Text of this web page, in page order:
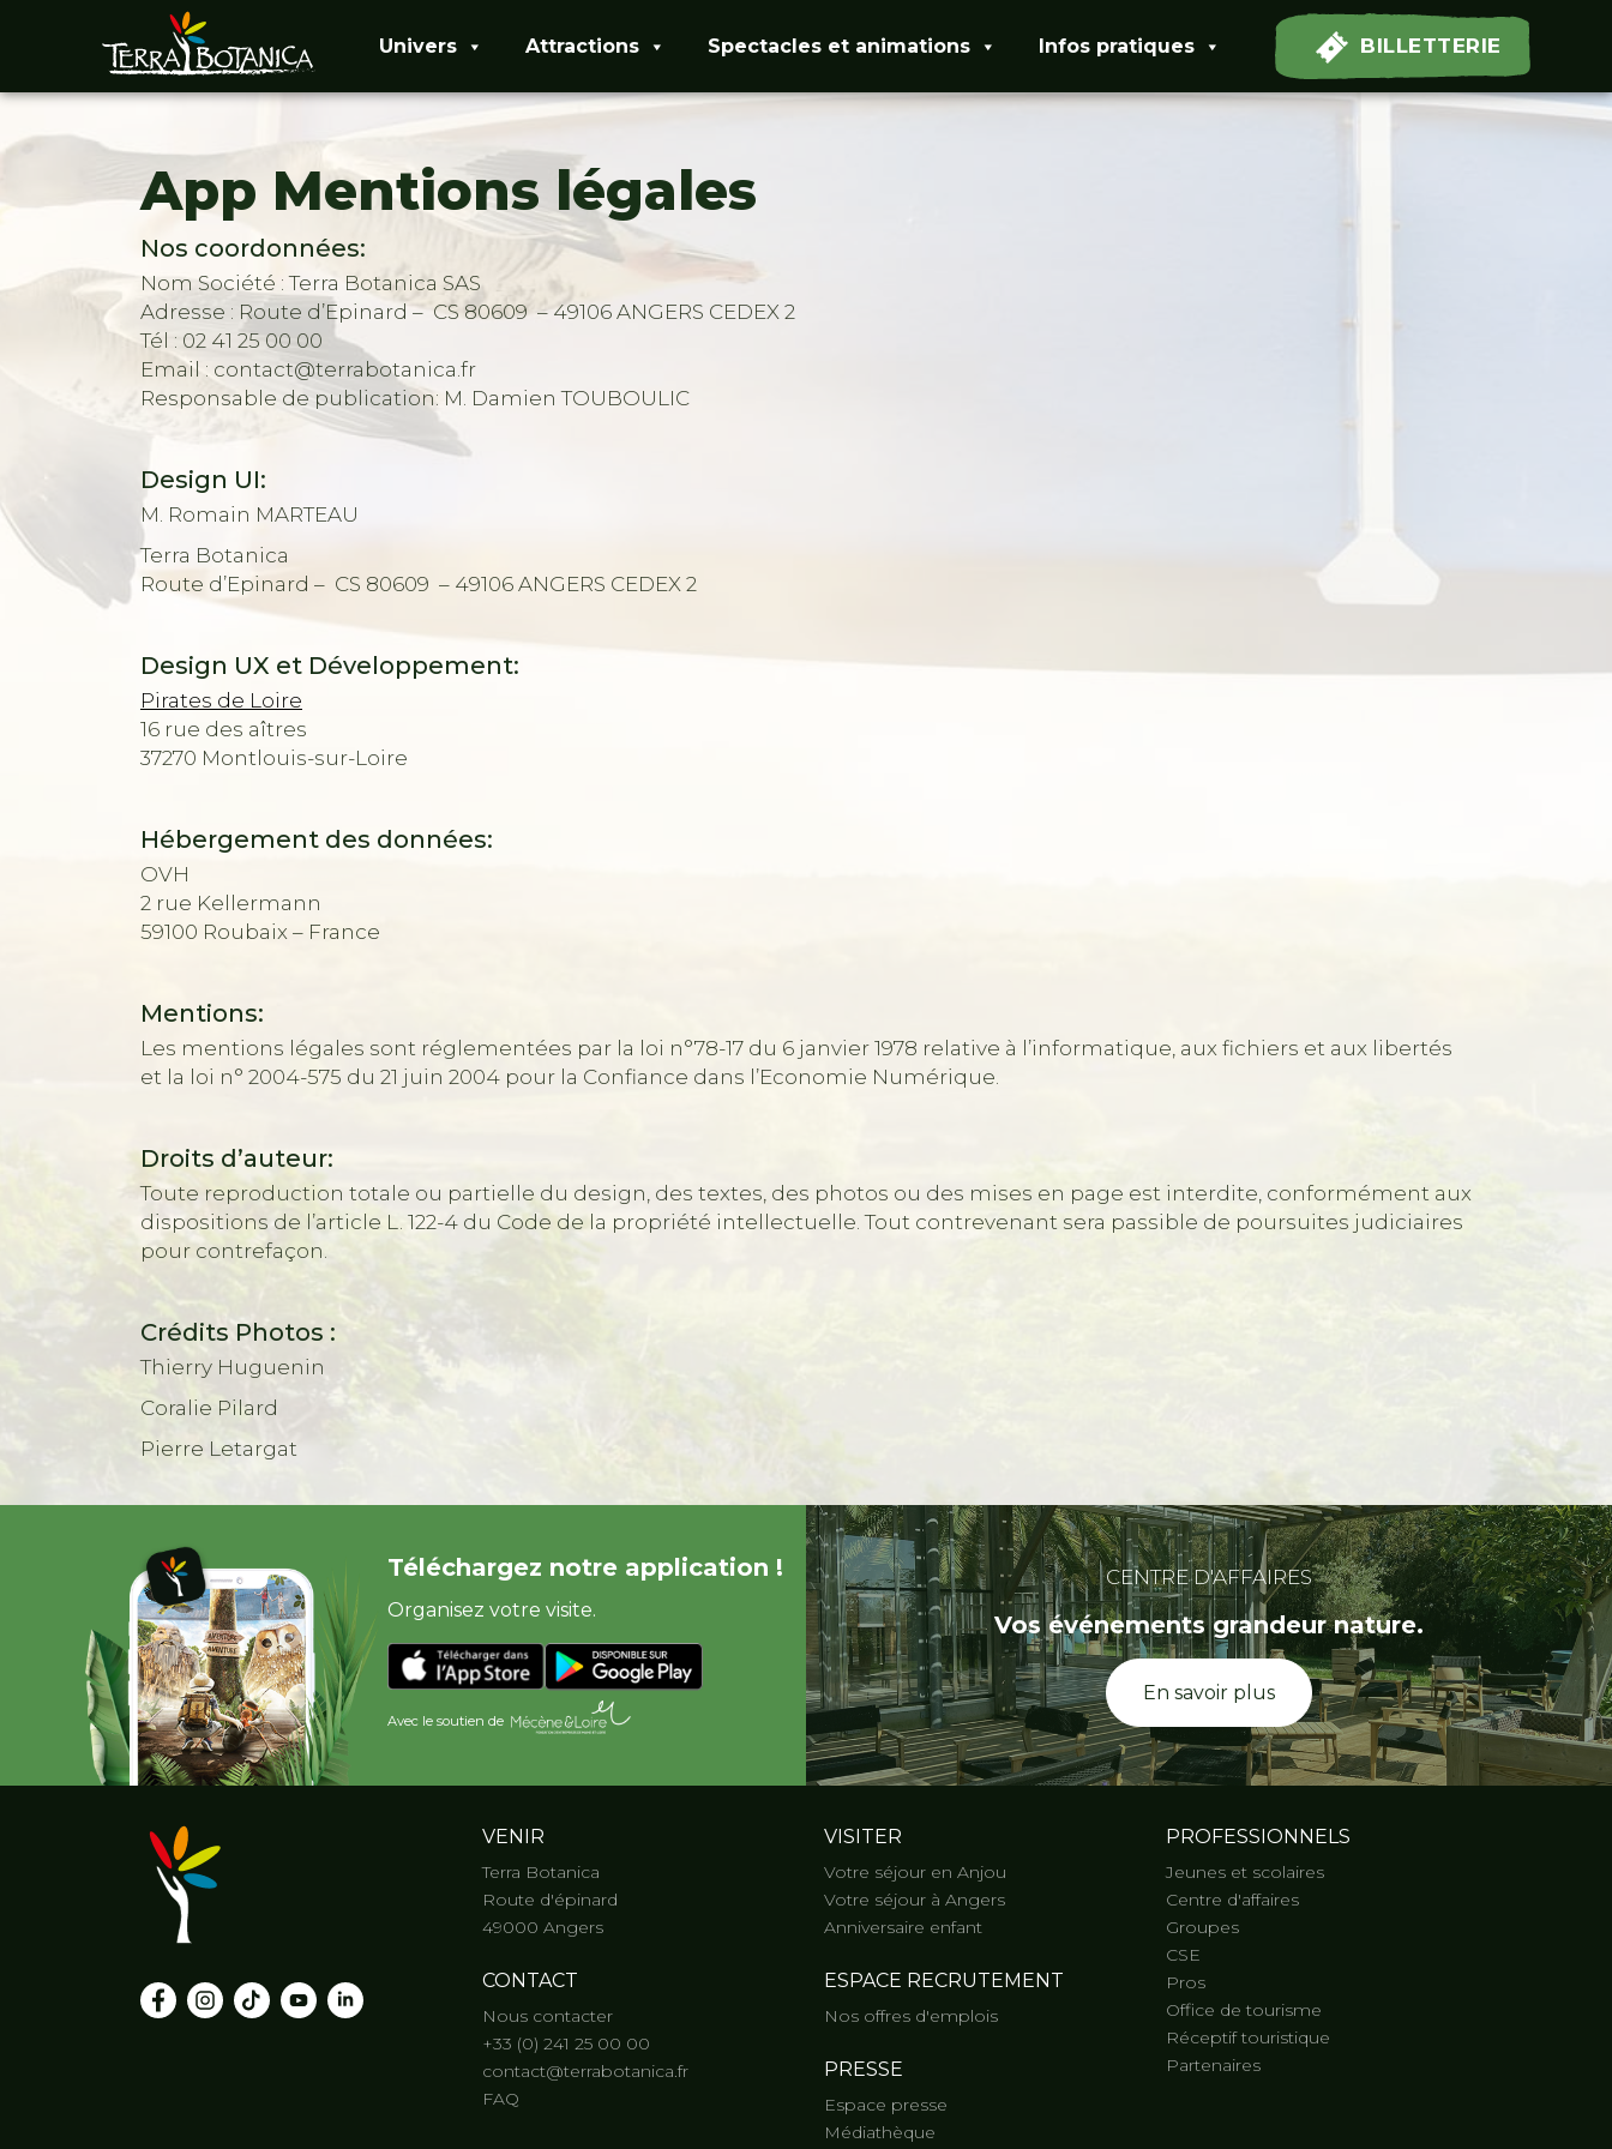
Univers Attractions Spectacles et animations Infos pratiques BILLETTERIE
App Mentions légales
Nos coordonnées:
Nom Société : Terra Botanica SAS
Adresse : Route d’Epinard – CS 80609 – 49106 ANGERS CEDEX 2
Tél : 02 41 25 00 00
Email : contact@terrabotanica.fr
Responsable de publication: M. Damien TOUBOULIC
Design UI:
M. Romain MARTEAU
Terra Botanica
Route d’Epinard – CS 80609 – 49106 ANGERS CEDEX 2
Design UX et Développement:
Pirates de Loire
16 rue des aîtres
37270 Montlouis-sur-Loire
Hébergement des données:
OVH
2 rue Kellermann
59100 Roubaix – France
Mentions:
Les mentions légales sont réglementées par la loi n°78-17 du 6 janvier 1978 relative à l’informatique, aux fichiers et aux libertés
et la loi n° 2004-575 du 21 juin 2004 pour la Confiance dans l’Economie Numérique.
Droits d’auteur:
Toute reproduction totale ou partielle du design, des textes, des photos ou des mises en page est interdite, conformément aux
dispositions de l’article L. 122-4 du Code de la propriété intellectuelle. Tout contrevenant sera passible de poursuites judiciaires
pour contrefaçon.
Crédits Photos :
Thierry Huguenin
Coralie Pilard
Pierre Letargat
Téléchargez notre application !
Organisez votre visite.
Avec le soutien de
CENTRE D'AFFAIRES
Vos événements grandeur nature.
En savoir plus
VENIR
Terra Botanica
Route d'épinard
49000 Angers
CONTACT
Nous contacter
+33 (0) 241 25 00 00
contact@terrabotanica.fr
FAQ
VISITER
Votre séjour en Anjou
Votre séjour à Angers
Anniversaire enfant
ESPACE RECRUTEMENT
Nos offres d'emplois
PRESSE
Espace presse
Médiathèque
PROFESSIONNELS
Jeunes et scolaires
Centre d'affaires
Groupes
CSE
Pros
Office de tourisme
Réceptif touristique
Partenaires